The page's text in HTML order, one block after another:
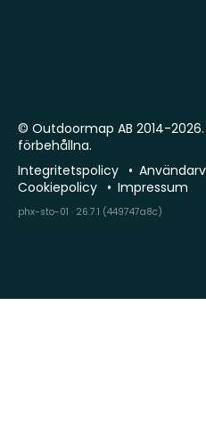
© Outdoormap AB 2014-
förbehållna.
Integritetspolicy
Cookiepolicy
Impressum
phx-sto-01 · 26.7.1 (449747a8c)